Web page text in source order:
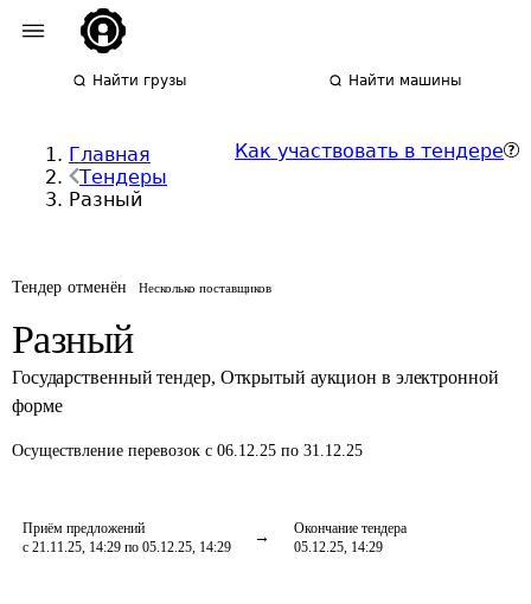
Найти грузы Найти машины
Главная
Тендеры
Разный
Как участвовать в тендере
Тендер отменён Несколько поставщиков
Разный
Государственный тендер, Открытый аукцион в электронной
форме
Осуществление перевозок с 06.12.25 по 31.12.25
Приём предложений
с 21.11.25, 14:29 по 05.12.25, 14:29
Окончание тендера
05.12.25, 14:29